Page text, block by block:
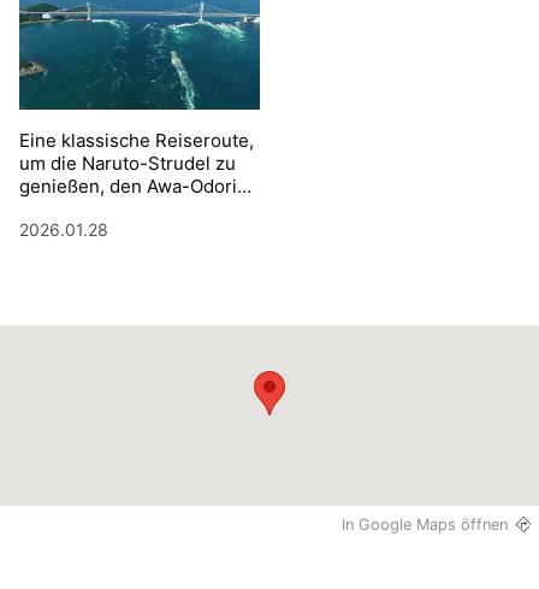
Eine klassische Reiseroute,
um die Naruto-Strudel zu
genießen, den Awa-Odori-
Pilgererlebnis zu haben.
2026.01.28
In Google Maps öffnen